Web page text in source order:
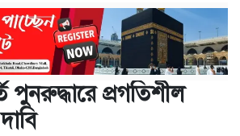
পুনরুদ্ধারে প্রগতিশীল